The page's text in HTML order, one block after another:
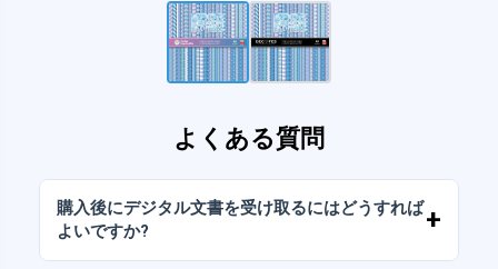
よくある質問
購入後にデジタル文書を受け取るにはどうすれば
よいですか?